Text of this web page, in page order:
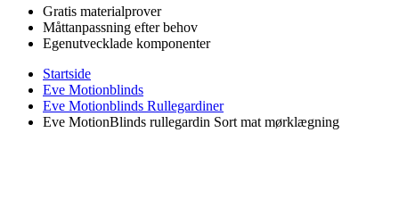
Gratis materialprover
Måttanpassning efter behov
Egenutvecklade komponenter
Startside
Eve Motionblinds
Eve Motionblinds Rullegardiner
Eve MotionBlinds rullegardin Sort mat mørklægning